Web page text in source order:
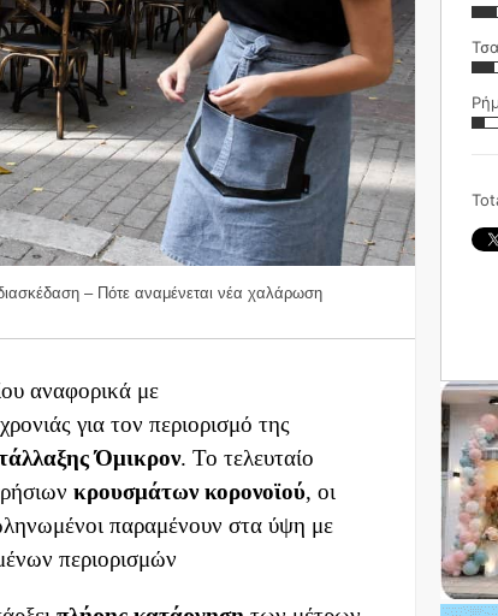
– Πότε αναμένεται νέα χαλάρωση
αναφορικά με
για τον περιορισμό της
Όμικρον. Το τελευταίο
κρουσμάτων κορονοϊού, οι
παραμένουν στα ύψη με
περιορισμών